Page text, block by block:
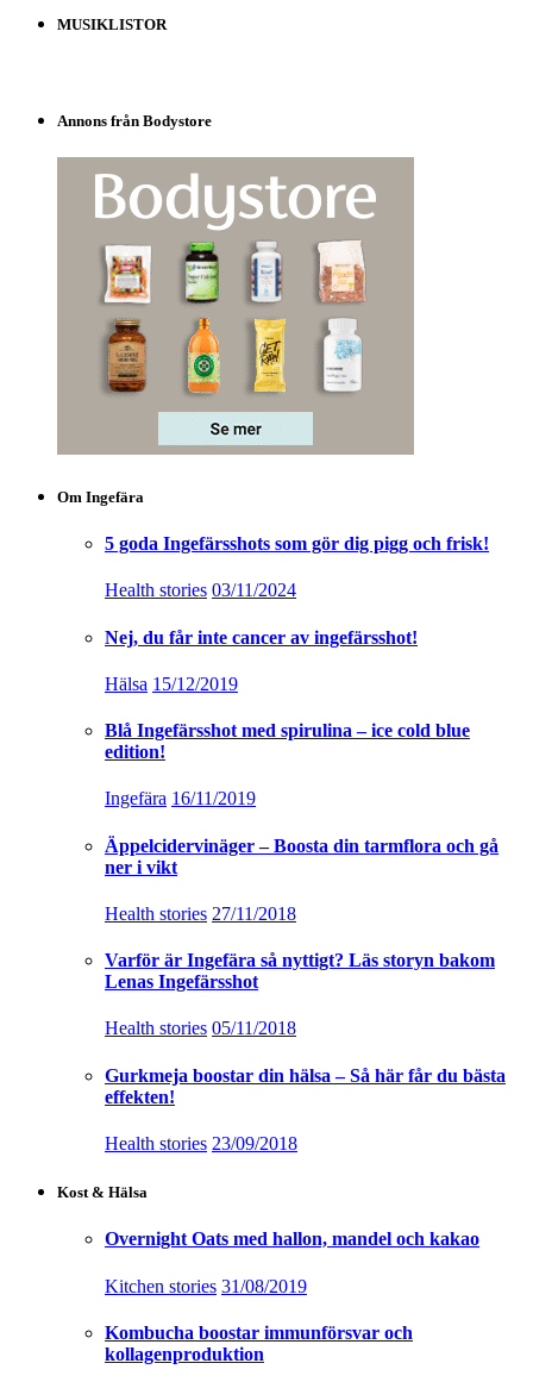
MUSIKLISTOR
Annons från Bodystore
Om Ingefära
5 goda Ingefärsshots som gör dig pigg och frisk!
Health stories 03/11/2024
Nej, du får inte cancer av ingefärsshot!
Hälsa 15/12/2019
Blå Ingefärsshot med spirulina – ice cold blue
edition!
Ingefära 16/11/2019
Äppelcidervinäger – Boosta din tarmflora och gå
ner i vikt
Health stories 27/11/2018
Varför är Ingefära så nyttigt? Läs storyn bakom
Lenas Ingefärsshot
Health stories 05/11/2018
Gurkmeja boostar din hälsa – Så här får du bästa
effekten!
Health stories 23/09/2018
Kost & Hälsa
Overnight Oats med hallon, mandel och kakao
Kitchen stories 31/08/2019
Kombucha boostar immunförsvar och
kollagenproduktion